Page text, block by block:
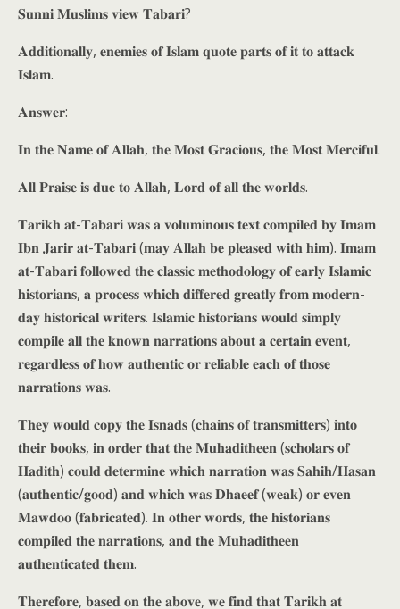
𝐒𝐮𝐧𝐧𝐢 𝐌𝐮𝐬𝐥𝐢𝐦𝐬 𝐯𝐢𝐞𝐰 𝐓𝐚𝐛𝐚𝐫𝐢?
𝐀𝐝𝐝𝐢𝐭𝐢𝐨𝐧𝐚𝐥𝐥𝐲, 𝐞𝐧𝐞𝐦𝐢𝐞𝐬 𝐨𝐟 𝐈𝐬𝐥𝐚𝐦 𝐪𝐮𝐨𝐭𝐞 𝐩𝐚𝐫𝐭𝐬 𝐨𝐟 𝐢𝐭 𝐭𝐨 𝐚𝐭𝐭𝐚𝐜𝐤
𝐈𝐬𝐥𝐚𝐦.
𝐀𝐧𝐬𝐰𝐞𝐫:
𝐈𝐧 𝐭𝐡𝐞 𝐍𝐚𝐦𝐞 𝐨𝐟 𝐀𝐥𝐥𝐚𝐡, 𝐭𝐡𝐞 𝐌𝐨𝐬𝐭 𝐆𝐫𝐚𝐜𝐢𝐨𝐮𝐬, 𝐭𝐡𝐞 𝐌𝐨𝐬𝐭 𝐌𝐞𝐫𝐜𝐢𝐟𝐮𝐥.
𝐀𝐥𝐥 𝐏𝐫𝐚𝐢𝐬𝐞 𝐢𝐬 𝐝𝐮𝐞 𝐭𝐨 𝐀𝐥𝐥𝐚𝐡, 𝐋𝐨𝐫𝐝 𝐨𝐟 𝐚𝐥𝐥 𝐭𝐡𝐞 𝐰𝐨𝐫𝐥𝐝𝐬.
𝐓𝐚𝐫𝐢𝐤𝐡 𝐚𝐭-𝐓𝐚𝐛𝐚𝐫𝐢 𝐰𝐚𝐬 𝐚 𝐯𝐨𝐥𝐮𝐦𝐢𝐧𝐨𝐮𝐬 𝐭𝐞𝐱𝐭 𝐜𝐨𝐦𝐩𝐢𝐥𝐞𝐝 𝐛𝐲 𝐈𝐦𝐚𝐦
𝐈𝐛𝐧 𝐉𝐚𝐫𝐢𝐫 𝐚𝐭-𝐓𝐚𝐛𝐚𝐫𝐢 (𝐦𝐚𝐲 𝐀𝐥𝐥𝐚𝐡 𝐛𝐞 𝐩𝐥𝐞𝐚𝐬𝐞𝐝 𝐰𝐢𝐭𝐡 𝐡𝐢𝐦). 𝐈𝐦𝐚𝐦
𝐚𝐭-𝐓𝐚𝐛𝐚𝐫𝐢 𝐟𝐨𝐥𝐥𝐨𝐰𝐞𝐝 𝐭𝐡𝐞 𝐜𝐥𝐚𝐬𝐬𝐢𝐜 𝐦𝐞𝐭𝐡𝐨𝐝𝐨𝐥𝐨𝐠𝐲 𝐨𝐟 𝐞𝐚𝐫𝐥𝐲 𝐈𝐬𝐥𝐚𝐦𝐢𝐜
𝐡𝐢𝐬𝐭𝐨𝐫𝐢𝐚𝐧𝐬, 𝐚 𝐩𝐫𝐨𝐜𝐞𝐬𝐬 𝐰𝐡𝐢𝐜𝐡 𝐝𝐢𝐟𝐟𝐞𝐫𝐞𝐝 𝐠𝐫𝐞𝐚𝐭𝐥𝐲 𝐟𝐫𝐨𝐦 𝐦𝐨𝐝𝐞𝐫𝐧-
𝐝𝐚𝐲 𝐡𝐢𝐬𝐭𝐨𝐫𝐢𝐜𝐚𝐥 𝐰𝐫𝐢𝐭𝐞𝐫𝐬. 𝐈𝐬𝐥𝐚𝐦𝐢𝐜 𝐡𝐢𝐬𝐭𝐨𝐫𝐢𝐚𝐧𝐬 𝐰𝐨𝐮𝐥𝐝 𝐬𝐢𝐦𝐩𝐥𝐲
𝐜𝐨𝐦𝐩𝐢𝐥𝐞 𝐚𝐥𝐥 𝐭𝐡𝐞 𝐤𝐧𝐨𝐰𝐧 𝐧𝐚𝐫𝐫𝐚𝐭𝐢𝐨𝐧𝐬 𝐚𝐛𝐨𝐮𝐭 𝐚 𝐜𝐞𝐫𝐭𝐚𝐢𝐧 𝐞𝐯𝐞𝐧𝐭,
𝐫𝐞𝐠𝐚𝐫𝐝𝐥𝐞𝐬𝐬 𝐨𝐟 𝐡𝐨𝐰 𝐚𝐮𝐭𝐡𝐞𝐧𝐭𝐢𝐜 𝐨𝐫 𝐫𝐞𝐥𝐢𝐚𝐛𝐥𝐞 𝐞𝐚𝐜𝐡 𝐨𝐟 𝐭𝐡𝐨𝐬𝐞
𝐧𝐚𝐫𝐫𝐚𝐭𝐢𝐨𝐧𝐬 𝐰𝐚𝐬.
𝐓𝐡𝐞𝐲 𝐰𝐨𝐮𝐥𝐝 𝐜𝐨𝐩𝐲 𝐭𝐡𝐞 𝐈𝐬𝐧𝐚𝐝𝐬 (𝐜𝐡𝐚𝐢𝐧𝐬 𝐨𝐟 𝐭𝐫𝐚𝐧𝐬𝐦𝐢𝐭𝐭𝐞𝐫𝐬) 𝐢𝐧𝐭𝐨
𝐭𝐡𝐞𝐢𝐫 𝐛𝐨𝐨𝐤𝐬, 𝐢𝐧 𝐨𝐫𝐝𝐞𝐫 𝐭𝐡𝐚𝐭 𝐭𝐡𝐞 𝐌𝐮𝐡𝐚𝐝𝐢𝐭𝐡𝐞𝐞𝐧 (𝐬𝐜𝐡𝐨𝐥𝐚𝐫𝐬 𝐨𝐟
𝐇𝐚𝐝𝐢𝐭𝐡) 𝐜𝐨𝐮𝐥𝐝 𝐝𝐞𝐭𝐞𝐫𝐦𝐢𝐧𝐞 𝐰𝐡𝐢𝐜𝐡 𝐧𝐚𝐫𝐫𝐚𝐭𝐢𝐨𝐧 𝐰𝐚𝐬 𝐒𝐚𝐡𝐢𝐡/𝐇𝐚𝐬𝐚𝐧
(𝐚𝐮𝐭𝐡𝐞𝐧𝐭𝐢𝐜/𝐠𝐨𝐨𝐝) 𝐚𝐧𝐝 𝐰𝐡𝐢𝐜𝐡 𝐰𝐚𝐬 𝐃𝐡𝐚𝐞𝐞𝐟 (𝐰𝐞𝐚𝐤) 𝐨𝐫 𝐞𝐯𝐞𝐧
𝐌𝐚𝐰𝐝𝐨𝐨 (𝐟𝐚𝐛𝐫𝐢𝐜𝐚𝐭𝐞𝐝). 𝐈𝐧 𝐨𝐭𝐡𝐞𝐫 𝐰𝐨𝐫𝐝𝐬, 𝐭𝐡𝐞 𝐡𝐢𝐬𝐭𝐨𝐫𝐢𝐚𝐧𝐬
𝐜𝐨𝐦𝐩𝐢𝐥𝐞𝐝 𝐭𝐡𝐞 𝐧𝐚𝐫𝐫𝐚𝐭𝐢𝐨𝐧𝐬, 𝐚𝐧𝐝 𝐭𝐡𝐞 𝐌𝐮𝐡𝐚𝐝𝐢𝐭𝐡𝐞𝐞𝐧
𝐚𝐮𝐭𝐡𝐞𝐧𝐭𝐢𝐜𝐚𝐭𝐞𝐝 𝐭𝐡𝐞𝐦.
𝐓𝐡𝐞𝐫𝐞𝐟𝐨𝐫𝐞, 𝐛𝐚𝐬𝐞𝐝 𝐨𝐧 𝐭𝐡𝐞 𝐚𝐛𝐨𝐯𝐞, 𝐰𝐞 𝐟𝐢𝐧𝐝 𝐭𝐡𝐚𝐭 𝐓𝐚𝐫𝐢𝐤𝐡 𝐚𝐭